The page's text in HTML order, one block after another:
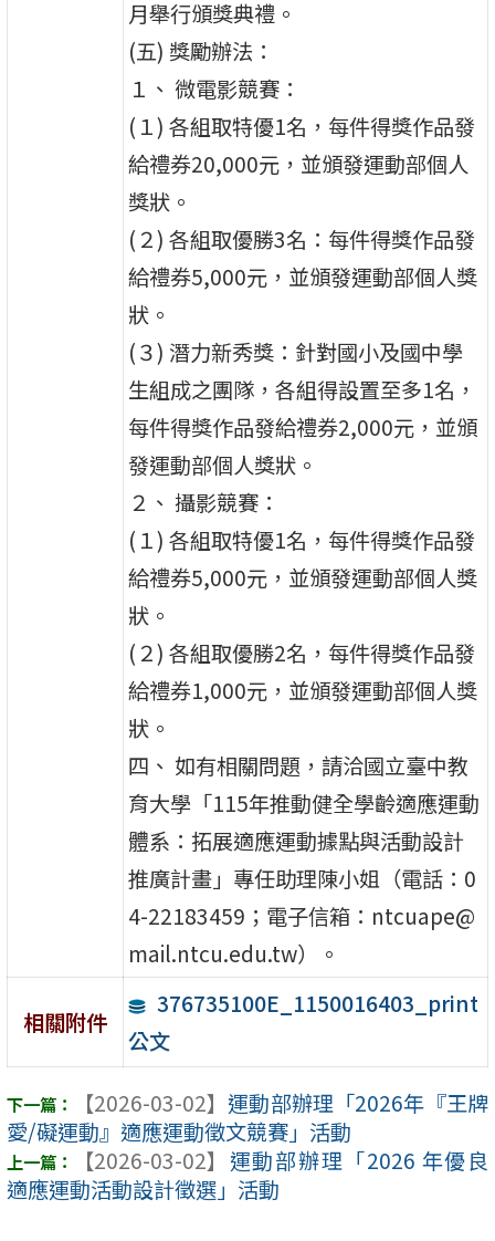
月舉行頒獎典禮。
(五) 獎勵辦法：
１、 微電影競賽：
(１) 各組取特優1名，每件得獎作品發
給禮券20,000元，並頒發運動部個人
獎狀。
(２) 各組取優勝3名：每件得獎作品發
給禮券5,000元，並頒發運動部個人獎
狀。
(３) 潛力新秀獎：針對國小及國中學
生組成之團隊，各組得設置至多1名，
每件得獎作品發給禮券2,000元，並頒
發運動部個人獎狀。
２、 攝影競賽：
(１) 各組取特優1名，每件得獎作品發
給禮券5,000元，並頒發運動部個人獎
狀。
(２) 各組取優勝2名，每件得獎作品發
給禮券1,000元，並頒發運動部個人獎
狀。
四、 如有相關問題，請洽國立臺中教
育大學「115年推動健全學齡適應運動
體系：拓展適應運動據點與活動設計
推廣計畫」專任助理陳小姐（電話：0
4-22183459；電子信箱：ntcuape@
mail.ntcu.edu.tw）。
相關附件
376735100E_1150016403_print
公文
【2026-03-02】 運動部辦理「2026年『王牌
愛/礙運動』適應運動徵文競賽」活動
【2026-03-02】 運動部辦理「2026 年優良
適應運動活動設計徵選」活動